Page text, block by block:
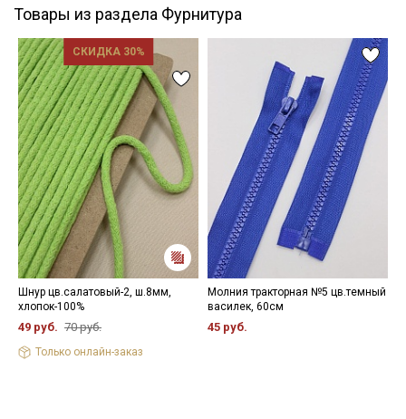
Товары из раздела Фурнитура
СКИДКА 30%
Шнур цв.салатовый-2, ш.8мм,
хлопок-100%
49 руб. 70 руб.
Только онлайн-заказ
Молния тракторная №5 цв.темный
василек, 60см
45 руб.